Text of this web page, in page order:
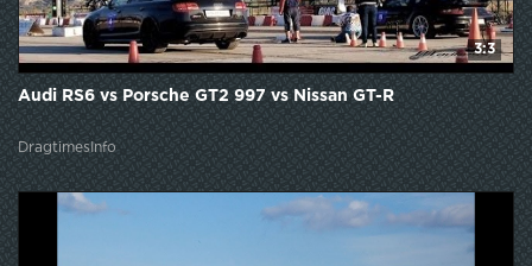
3:3
Audi RS6 vs Porsche GT2 997 vs Nissan GT-R
DragtimesInfo